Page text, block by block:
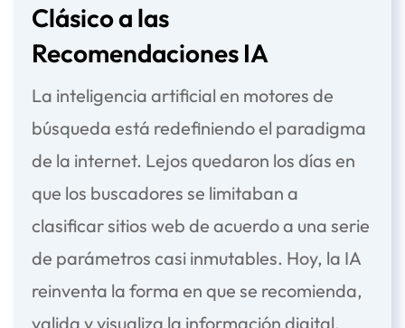
Clásico a las
Recomendaciones IA
La inteligencia artificial en motores de
búsqueda está redefiniendo el paradigma
de la internet. Lejos quedaron los días en
que los buscadores se limitaban a
clasificar sitios web de acuerdo a una serie
de parámetros casi inmutables. Hoy, la IA
reinventa la forma en que se recomienda,
valida y visualiza la información digital.